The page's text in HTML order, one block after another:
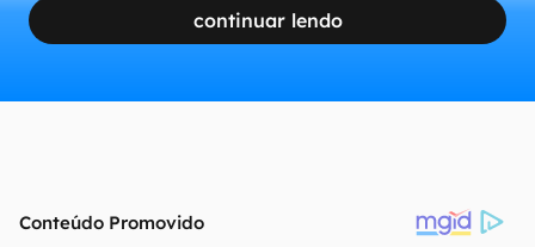
continuar lendo